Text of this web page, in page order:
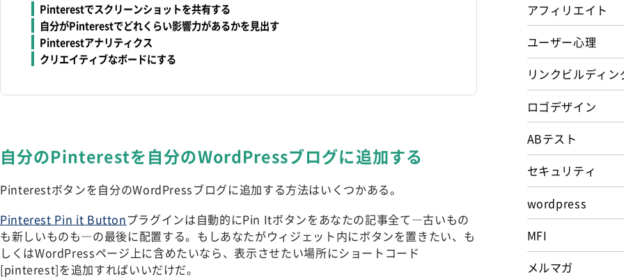
Pinterestでスクリーンショットを共有する
自分がPinterestでどれくらい影響力があるかを見出す
Pinterestアナリティクス
クリエイティブなボードにする
自分のPinterestを自分のWordPressブログに追加する
Pinterestボタンを自分のWordPressブログに追加する方法はいくつかある。
Pinterest Pin it Buttonプラグインは自動的にPin Itボタンをあなたの記事全て―古いもの
も新しいものも―の最後に配置する。もしあなたがウィジェット内にボタンを置きたい、も
しくはWordPressページ上に含めたいなら、表示させたい場所にショートコード
[pinterest]を追加すればいいだけだ。
アフィリエイト
ユーザー心理
リンクビルディン
ロゴデザイン
ABテスト
セキュリティ
wordpress
MFI
メルマガ